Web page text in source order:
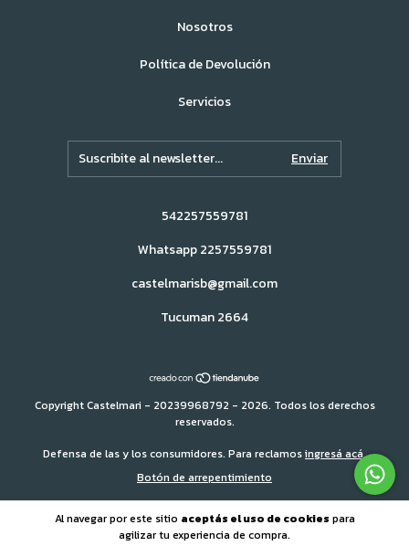
Al navegar por este sitio aceptás el uso de cookies para
agilizar tu experiencia de compra.
Nosotros
Política de Devolución
Servicios
542257559781
Whatsapp 2257559781
castelmarisb@gmail.com
Tucuman 2664
Copyright Castelmari - 20239968792 - 2026. Todos los derechos
reservados.
Defensa de las y los consumidores. Para reclamosingresá acá.
Botón de arrepentimiento